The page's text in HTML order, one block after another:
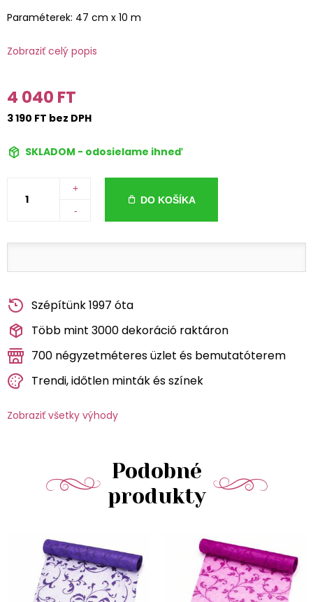
Paraméterek: 47 cm x 10 m
Zobraziť celý popis
4 040 FT
3 190 FT bez DPH
SKLADOM - odosielame ihneď
+
-
DO KOŠÍKA
Szépítünk 1997 óta
Több mint 3000 dekoráció raktáron
700 négyzetméteres üzlet és bemutatóterem
Trendi, időtlen minták és színek
Zobraziť všetky výhody
Podobné
produkty